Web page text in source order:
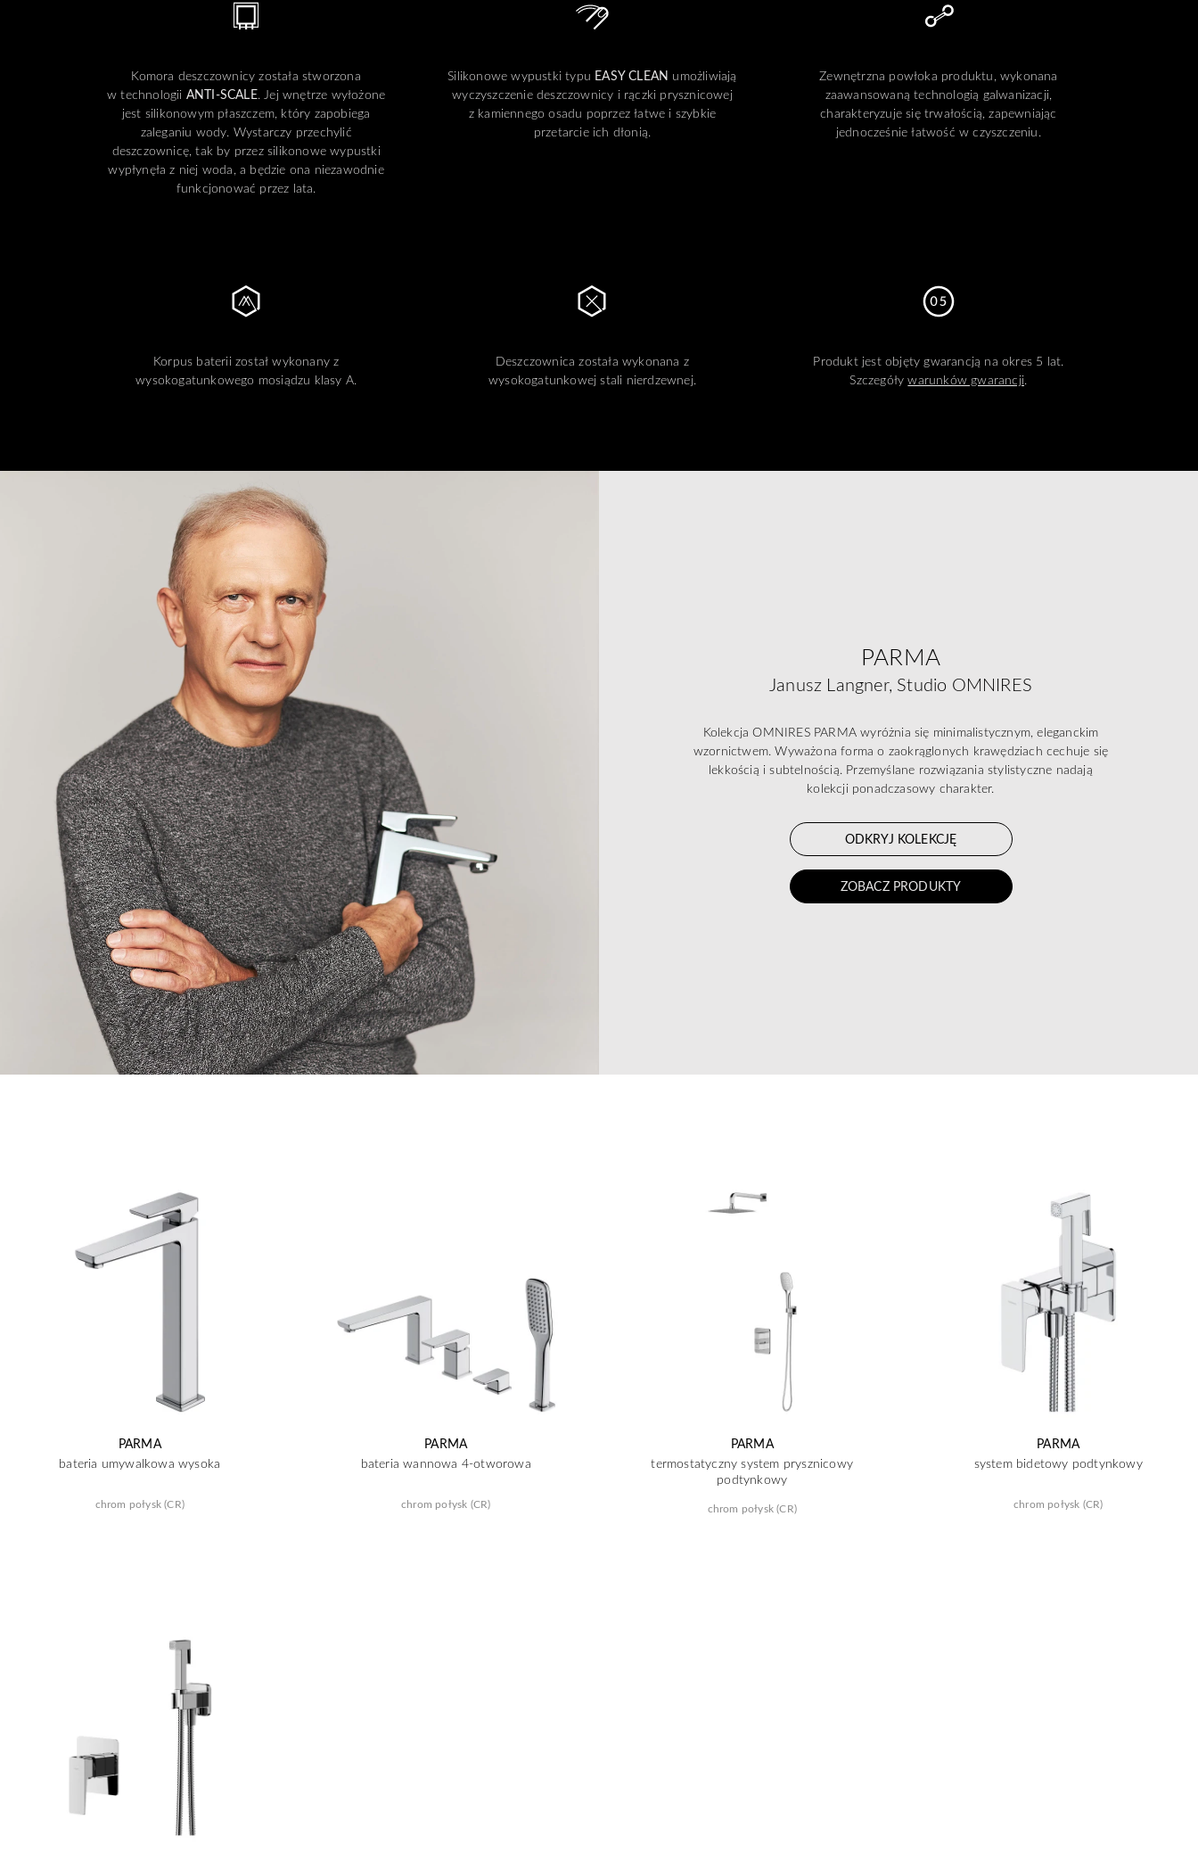
Komora deszczownicy została stworzona
w technologii ANTI-SCALE. Jej wnętrze wyłożone
jest silikonowym płaszczem, który zapobiega
zaleganiu wody. Wystarczy przechylić
deszczownicę, tak by przez silikonowe wypustki
wypłynęła z niej woda, a będzie ona niezawodnie
funkcjonować przez lata.
Silikonowe wypustki typu EASY CLEAN umożliwiają
wyczyszczenie deszczownicy i rączki prysznicowej
z kamiennego osadu poprzez łatwe i szybkie
przetarcie ich dłonią.
Zewnętrzna powłoka produktu, wykonana
zaawansowaną technologią galwanizacji,
charakteryzuje się trwałością, zapewniając
jednocześnie łatwość w czyszczeniu.
Korpus baterii został wykonany z
wysokogatunkowego mosiądzu klasy A.
Deszczownica została wykonana z
wysokogatunkowej stali nierdzewnej.
Produkt jest objęty gwarancją na okres 5 lat.
Szczegóływarunków gwarancji.
PARMA
Janusz Langner, Studio OMNIRES
Kolekcja OMNIRES PARMA wyróżnia się minimalistycznym, eleganckim
wzornictwem. Wyważona forma o zaokrąglonych krawędziach cechuje się
lekkością i subtelnością. Przemyślane rozwiązania stylistyczne nadają
kolekcji ponadczasowy charakter.
ODKRYJ KOLEKCJĘ
ZOBACZ PRODUKTY
PARMA
bateria umywalkowa wysoka
chrom połysk (CR)
PARMA
bateria wannowa 4-otworowa
chrom połysk (CR)
PARMA
termostatyczny system prysznicowy
podtynkowy
chrom połysk (CR)
PARMA
system bidetowy podtynkowy
chrom połysk (CR)